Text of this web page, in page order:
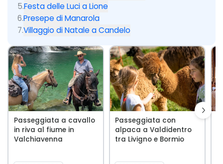
5.Festa delle Luci a Lione
6.Presepe di Manarola
7.Villaggio di Natale a Candelo
Passeggiata a cavallo
in riva al fiume in
Valchiavenna
Passeggiata con
alpaca a Valdidentro
tra Livigno e Bormio